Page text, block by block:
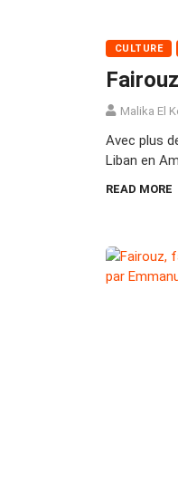
CULTURE
Malika El
Avec plus
Liban en
READ MORE